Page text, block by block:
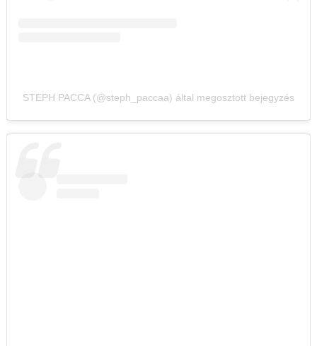
STEPH PACCA (@steph_paccaa) által megosztott bejegyzés